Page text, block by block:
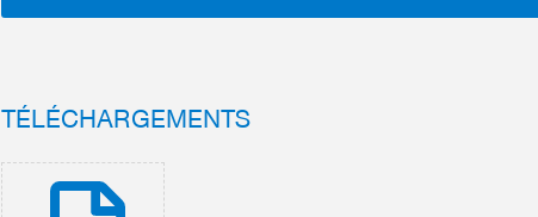
TÉLÉCHARGEMENTS